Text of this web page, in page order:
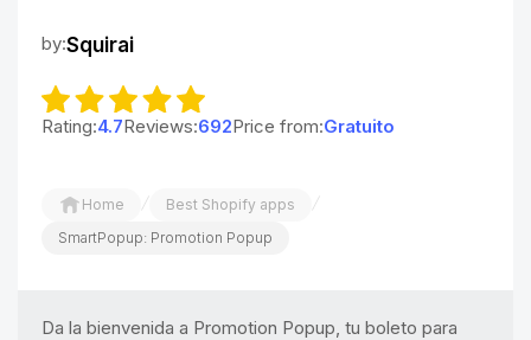
by:Squirai
Rating:4.7Reviews:692Price from:Gratuito
Home / Best Shopify apps /
SmartPopup: Promotion Popup
Da la bienvenida a Promotion Popup, tu boleto para